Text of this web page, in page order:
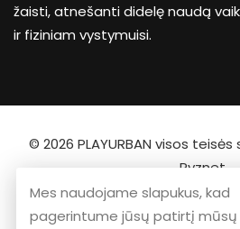
žaisti, atnešanti didelę naudą
ir fiziniam vystymuisi.
© 2026 PLAYURBAN visos teisės
Ryznet
Mes naudojame slapukus, kad
pagerintume jūsų patirtį mūsų